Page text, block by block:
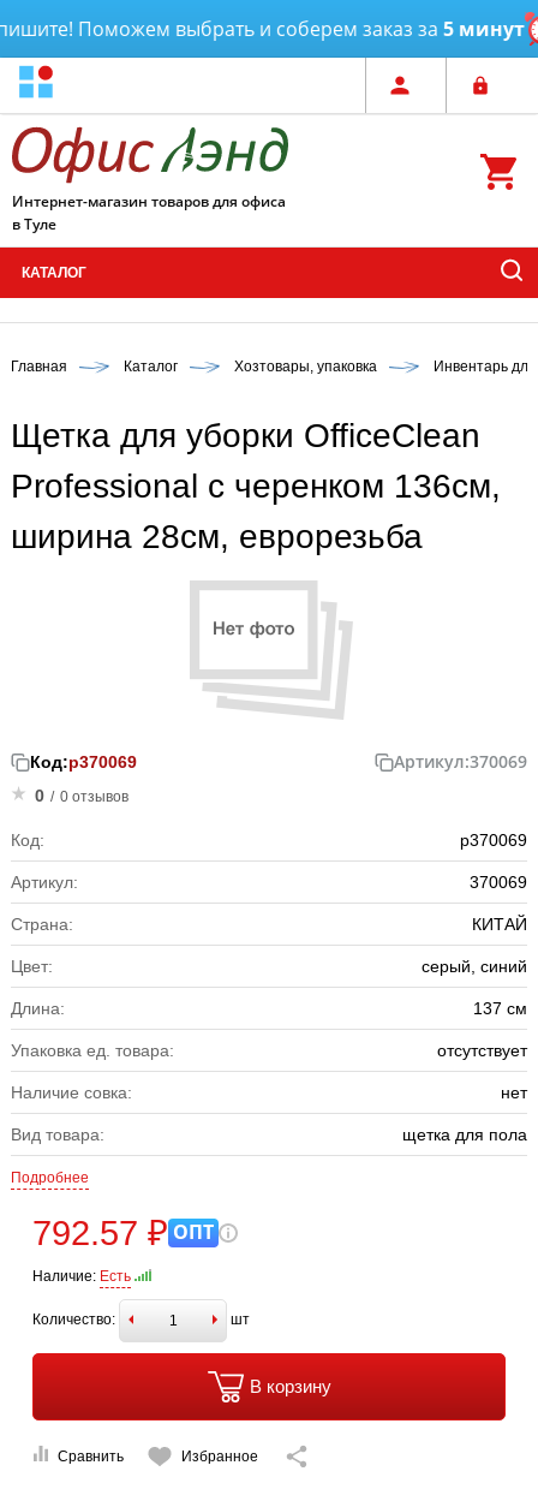
Поможем выбрать и соберем заказ за5 минут
Интернет-магазин товаров для офиса
в Туле
КАТАЛОГ
Главная Каталог Хозтовары, упаковка Инвентарь
Щетка для уборки OfficeClean
Professional с черенком 136см,
ширина 28см, еврорезьба
Код:р370069 Артикул:370069
0 / 0 отзывов
Код: р370069
Артикул: 370069
Страна: КИТАЙ
Цвет: серый, синий
Длина: 137 см
Упаковка ед. товара: отсутствует
Наличие совка: нет
Вид товара: щетка для пола
Подробнее
792.57 ₽ ОПТ
Наличие: Есть
Количество: шт
В корзину
Сравнить Избранное